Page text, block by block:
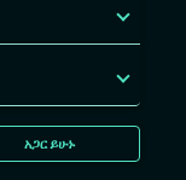
አጋር ይሁኑ